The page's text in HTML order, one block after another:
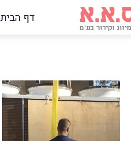
דף הבית